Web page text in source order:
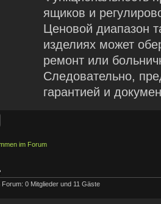
ящиков и
Ценовой диапазон
изделиях может
ремонт или
Следовательно,
гарантией и
im Forum
Forum: 0 Mitglieder und 11 Gäste